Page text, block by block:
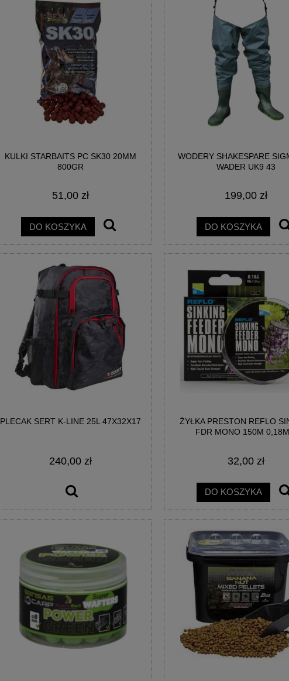
KULKI STARBAITS PC SK30 20MM
800GR
51,00 zł
DO KOSZYKA
WODERY SHAKESPARE
WADER UK9 43
199,00 zł
DO KOSZYKA
PLECAK SERT K-LINE 25L 47X32X17
240,00 zł
ŻYŁKA PRESTON REFLO
FDR MONO 150M
32,00 zł
DO KOSZYKA